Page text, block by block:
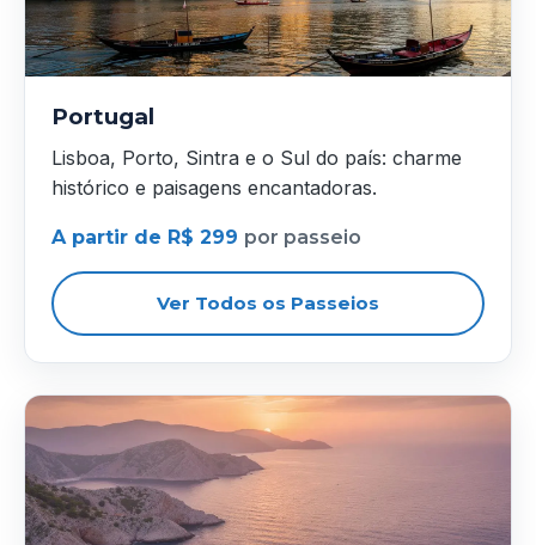
Portugal
Lisboa, Porto, Sintra e o Sul do país: charme
histórico e paisagens encantadoras.
A partir de R$ 299 por passeio
Ver Todos os Passeios